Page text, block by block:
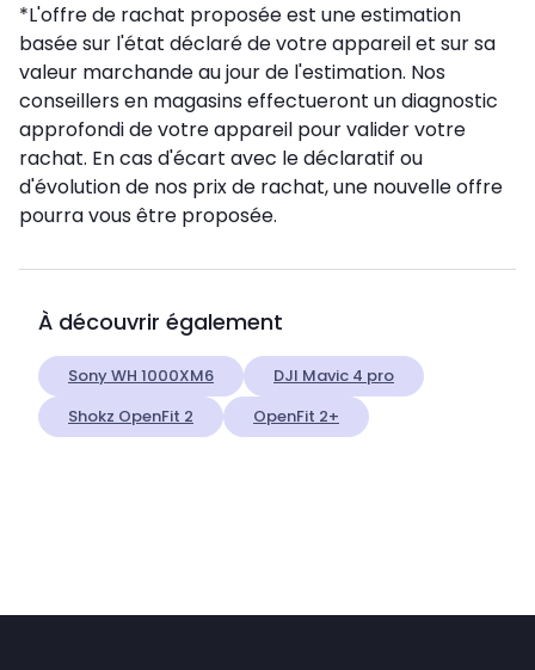
*L'offre de rachat proposée est une estimation
basée sur l'état déclaré de votre appareil et sur sa
valeur marchande au jour de l'estimation. Nos
conseillers en magasins effectueront un diagnostic
approfondi de votre appareil pour valider votre
rachat. En cas d'écart avec le déclaratif ou
d'évolution de nos prix de rachat, une nouvelle offre
pourra vous être proposée.
À découvrir également
Sony WH 1000XM6
DJI Mavic 4 pro
Shokz OpenFit 2
OpenFit 2+